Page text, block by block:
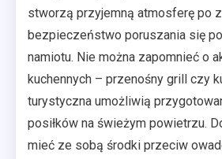
stworzą przyjemną atmosferę po
bezpieczeństwo poruszania się
namiotu. Nie można zapomnieć o
kuchennych – przenośny grill czy
turystyczna umożliwią
posiłków na świeżym powietrzu.
mieć ze sobą środki przeciw